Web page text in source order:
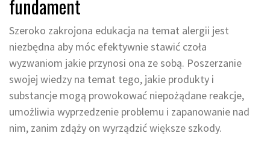
fundament
Szeroko zakrojona edukacja na temat alergii jest
niezbędna aby móc efektywnie stawić czoła
wyzwaniom jakie przynosi ona ze sobą. Poszerzanie
swojej wiedzy na temat tego, jakie produkty i
substancje mogą prowokować niepożądane reakcje,
umożliwia wyprzedzenie problemu i zapanowanie nad
nim, zanim zdąży on wyrządzić większe szkody.